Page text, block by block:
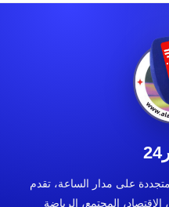
على مدار الساعة، تقدم
المجتمع، الرياضة